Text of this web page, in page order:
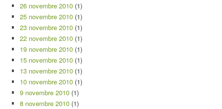
26 novembre 2010 (1)
25 novembre 2010 (1)
23 novembre 2010 (1)
22 novembre 2010 (1)
19 novembre 2010 (1)
15 novembre 2010 (1)
13 novembre 2010 (1)
10 novembre 2010 (1)
9 novembre 2010 (1)
8 novembre 2010 (1)